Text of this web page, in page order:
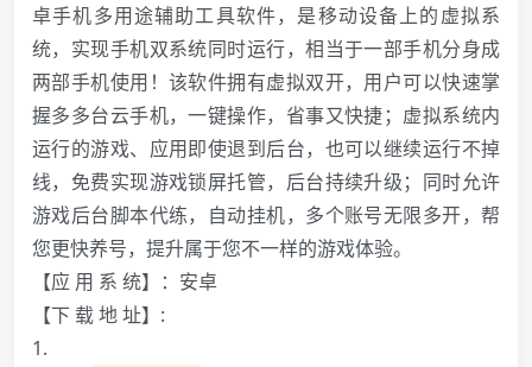
卓手机多用途辅助工具软件，是移动设备上的虚拟系
统，实现手机双系统同时运行，相当于一部手机分身成
两部手机使用！该软件拥有虚拟双开，用户可以快速掌
握多多台云手机，一键操作，省事又快捷；虚拟系统内
运行的游戏、应用即使退到后台，也可以继续运行不掉
线，免费实现游戏锁屏托管，后台持续升级；同时允许
游戏后台脚本代练，自动挂机，多个账号无限多开，帮
您更快养号，提升属于您不一样的游戏体验。
【应 用 系 统】：安卓
【下 载 地 址】:
1.